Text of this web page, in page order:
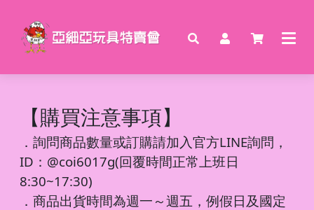
【購買注意事項】
． 詢問商品數量或訂購請加入官方LINE詢問，
ID：@coi6017g(回覆時間正常上班日
8:30~17:30)
．商品出貨時間為週一～週五，例假日及國定